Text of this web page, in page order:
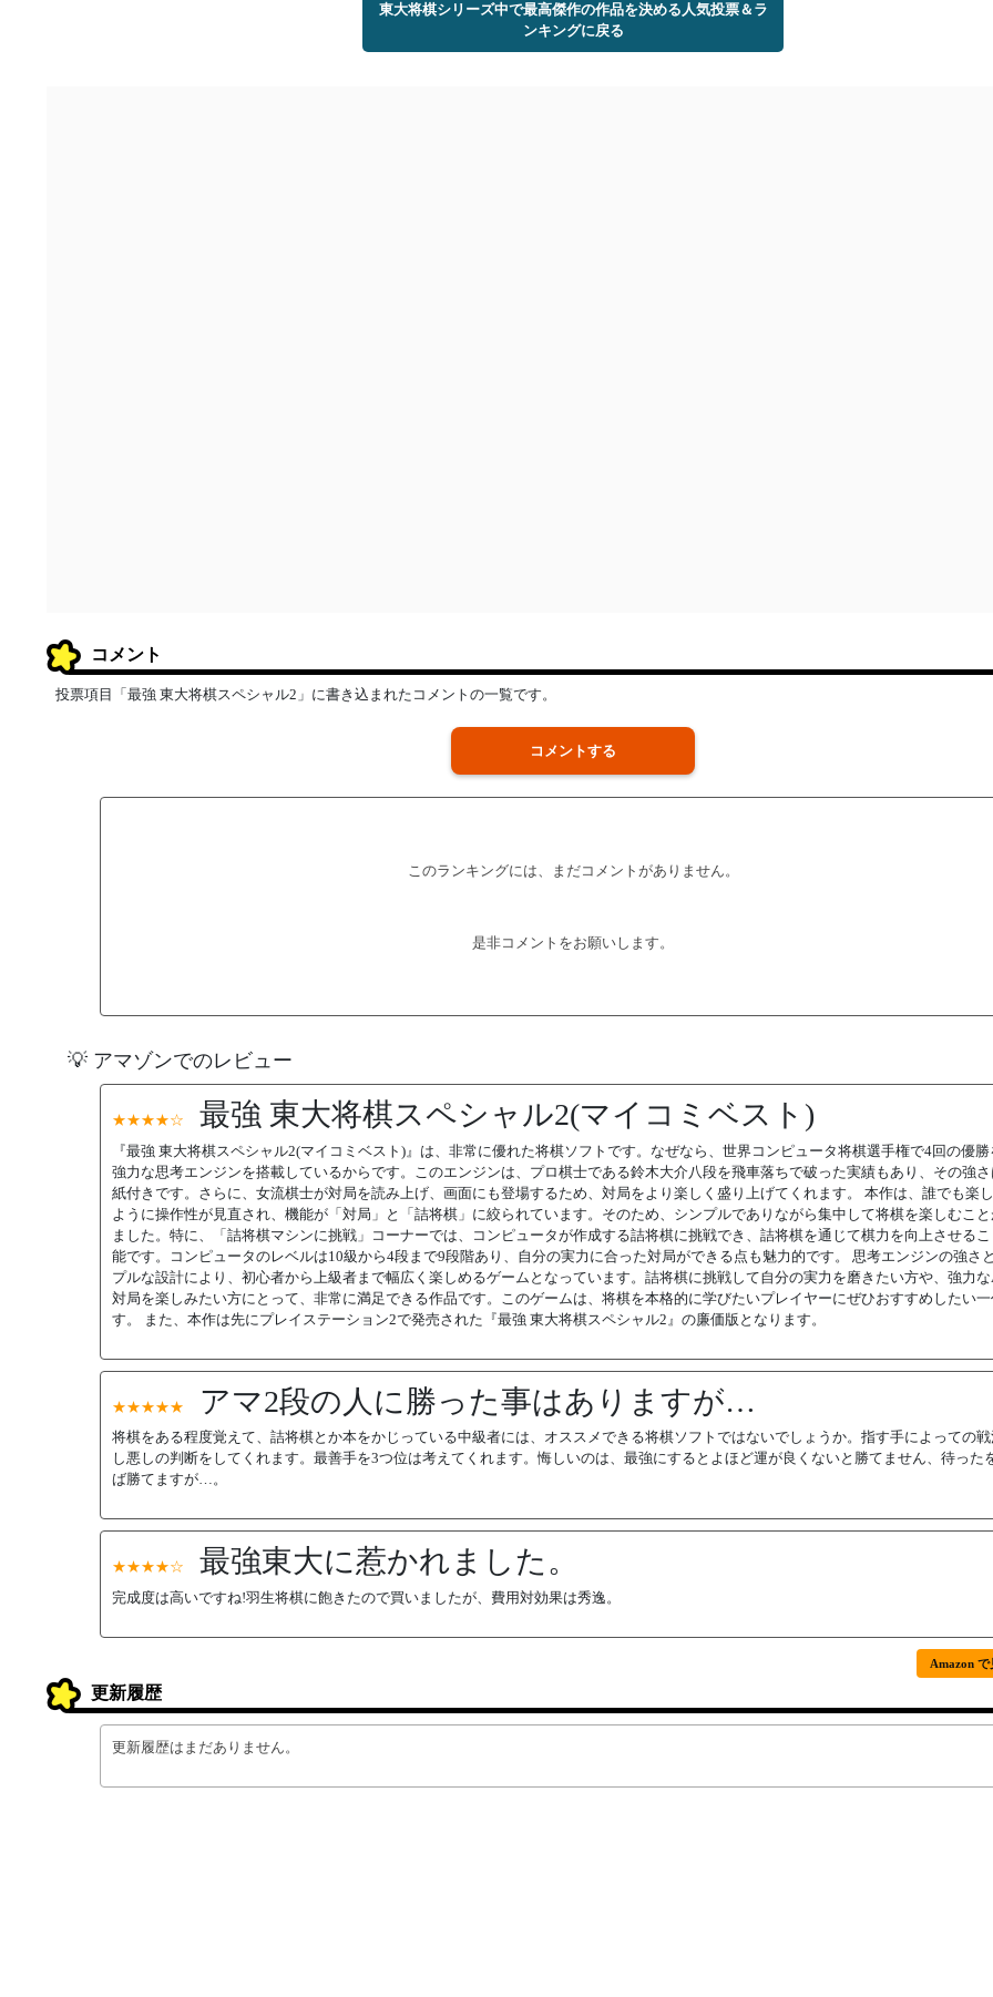
東大将棋シリーズ中で最高傑作の作品を決める人気投票＆ラ
ンキングに戻る
コメント
投票項目「最強 東大将棋スペシャル2」に書き込まれたコメントの一覧です。
コメントする
このランキングには、まだコメントがありません。
是非コメントをお願いします。
💡 アマゾンでのレビュー
★★★★☆ 最強 東大将棋スペシャル2(マイコミベスト)
『最強 東大将棋スペシャル2(マイコミベスト)』は、非常に優れた将棋ソフトです。なぜなら、世界コンピュータ将棋選手権で4回の優勝
強力な思考エンジンを搭載しているからです。このエンジンは、プロ棋士である鈴木大介八段を飛車落ちで破った実績もあり、その強
紙付きです。さらに、女流棋士が対局を読み上げ、画面にも登場するため、対局をより楽しく盛り上げてくれます。 本作は、誰でも楽
ように操作性が見直され、機能が「対局」と「詰将棋」に絞られています。そのため、シンプルでありながら集中して将棋を楽しむこ
ました。特に、「詰将棋マシンに挑戦」コーナーでは、コンピュータが作成する詰将棋に挑戦でき、詰将棋を通じて棋力を向上させる
能です。コンピュータのレベルは10級から4段まで9段階あり、自分の実力に合った対局ができる点も魅力的です。 思考エンジンの強さ
プルな設計により、初心者から上級者まで幅広く楽しめるゲームとなっています。詰将棋に挑戦して自分の実力を磨きたい方や、強力
対局を楽しみたい方にとって、非常に満足できる作品です。このゲームは、将棋を本格的に学びたいプレイヤーにぜひおすすめしたい
す。 また、本作は先にプレイステーション2で発売された『最強 東大将棋スペシャル2』の廉価版となります。
★★★★★ アマ2段の人に勝った事はありますが…
将棋をある程度覚えて、詰将棋とか本をかじっている中級者には、オススメできる将棋ソフトではないでしょうか。指す手によっての
し悪しの判断をしてくれます。最善手を3つ位は考えてくれます。悔しいのは、最強にするとよほど運が良くないと勝てません、待った
ば勝てますが…。
★★★★☆ 最強東大に惹かれました。
完成度は高いですね!羽生将棋に飽きたので買いましたが、費用対効果は秀逸。
Amazon
更新履歴
更新履歴はまだありません。